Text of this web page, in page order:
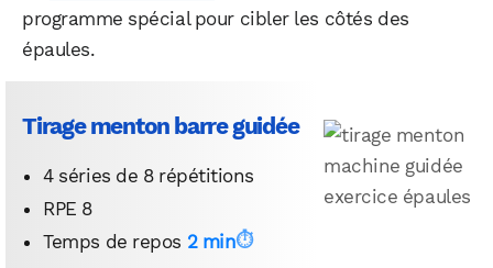
programme spécial pour cibler les côtés des
épaules.
Tirage menton barre guidée
4 séries de 8 répétitions
RPE 8
Temps de repos 2 min
Telegram Email